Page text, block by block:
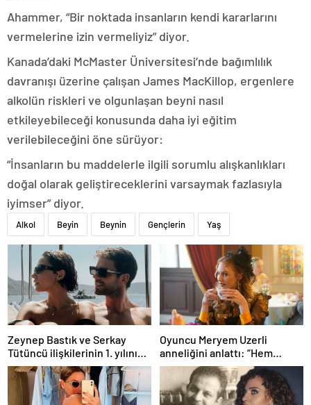
Ahammer, “Bir noktada insanların kendi kararlarını
vermelerine izin vermeliyiz” diyor.
Kanada’daki McMaster Üniversitesi’nde bağımlılık
davranışı üzerine çalışan James MacKillop, ergenlere
alkolün riskleri ve olgunlaşan beyni nasıl
etkileyebileceği konusunda daha iyi eğitim
verilebileceğini öne sürüyor:
“İnsanların bu maddelerle ilgili sorumlu alışkanlıkları
doğal olarak geliştireceklerini varsaymak fazlasıyla
iyimser” diyor.
Alkol Beyin Beynin Gençlerin Yaş
Zeynep Bastık ve Serkay
Tütüncü ilişkilerinin 1. yılını
kutladı
Oyuncu Meryem Uzerli
anneliğini anlattı: “Hem
disiplinli hem rahatım”